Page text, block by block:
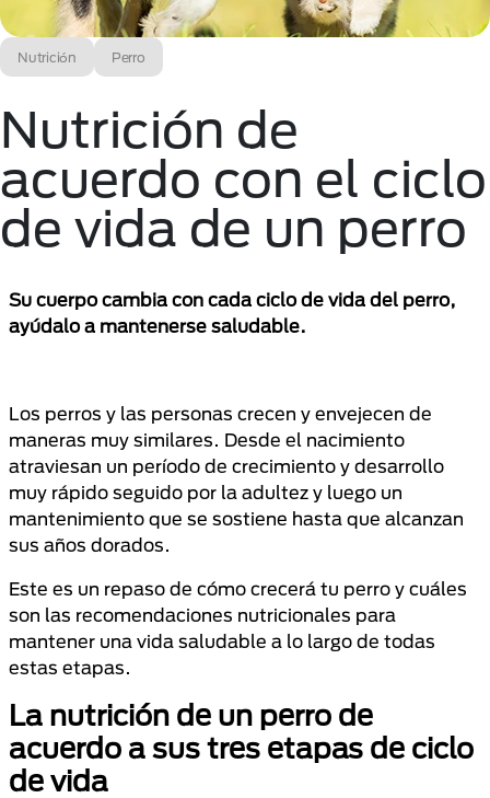
Nutrición Perro
Nutrición de
acuerdo con el ciclo
de vida de un perro
Su cuerpo cambia con cada ciclo de vida del perro,
ayúdalo a mantenerse saludable.
Los perros y las personas crecen y envejecen de
maneras muy similares. Desde el nacimiento
atraviesan un período de crecimiento y desarrollo
muy rápido seguido por la adultez y luego un
mantenimiento que se sostiene hasta que alcanzan
sus años dorados.
Este es un repaso de cómo crecerá tu perro y cuáles
son las recomendaciones nutricionales para
mantener una vida saludable a lo largo de todas
estas etapas.
La nutrición de un perro de
acuerdo a sus tres etapas de ciclo
de vida